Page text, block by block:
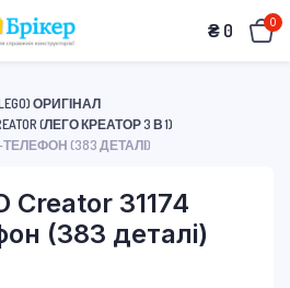
₴ 0 0
ОРИГІНАЛ
(ЛЕГО КРЕАТОР 3 В 1)
ТЕЛЕФОН (383 ДЕТАЛІ)
Creator 31174
(383 деталі)